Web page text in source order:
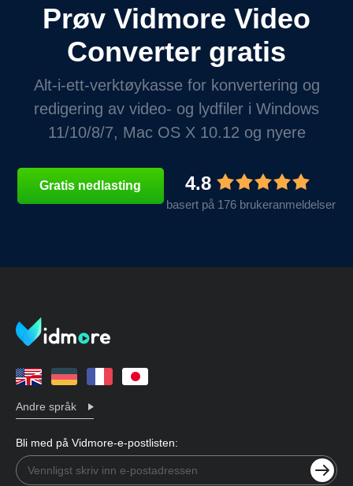
Prøv Vidmore Video
Converter gratis
Alt-i-ett-verktøykasse for konvertering og
redigering av video- og lydfiler i Windows
11/10/8/7, Mac OS X 10.12 og nyere
Gratis nedlasting 4.8
basert på 176 brukeranmeldelser
Andre språk
Bli med på Vidmore-e-postlisten: